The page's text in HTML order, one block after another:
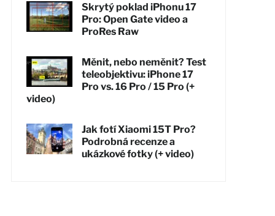
Skrytý poklad iPhonu 17
Pro: Open Gate video a
ProRes Raw
Měnit, nebo neměnit? Test
teleobjektivu: iPhone 17
Pro vs. 16 Pro / 15 Pro (+
video)
Jak fotí Xiaomi 15T Pro?
Podrobná recenze a
ukázkové fotky (+ video)